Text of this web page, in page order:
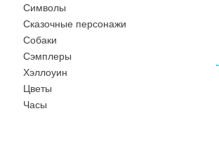
Символы
Сказочные персонажи
Собаки
Сэмплеры
Хэллоуин
Цветы
Часы